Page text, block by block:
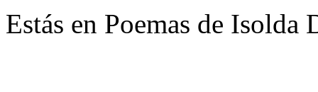
Estás en Poemas de Isolda